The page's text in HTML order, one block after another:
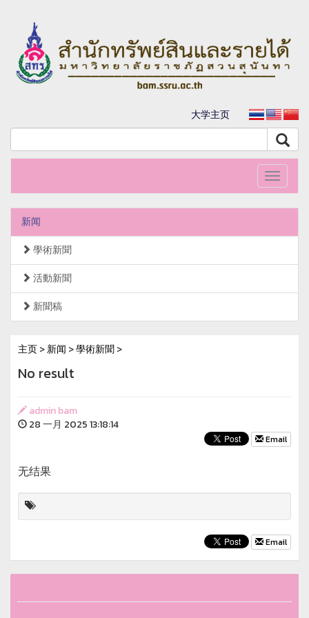
大学主页
Toggle
新闻
學術新聞
活動新聞
新聞稿
主页>新闻 >學術新聞>
No result
admin bam
28 一月 2025 13:18:14
Email
无结果
Email